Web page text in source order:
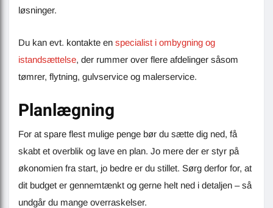
løsninger.
Du kan evt. kontakte en specialist i ombygning og
istandsættelse, der rummer over flere afdelinger såsom
tømrer, flytning, gulvservice og malerservice.
Planlægning
For at spare flest mulige penge bør du sætte dig ned, få
skabt et overblik og lave en plan. Jo mere der er styr på
økonomien fra start, jo bedre er du stillet. Sørg derfor for, at
dit budget er gennemtænkt og gerne helt ned i detaljen – så
undgår du mange overraskelser.